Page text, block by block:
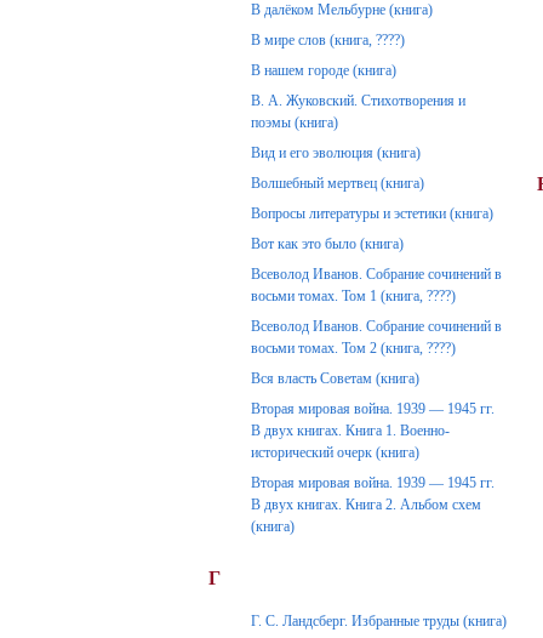
В далёком Мельбурне (книга)
В мире слов (книга, ????)
В нашем городе (книга)
В. А. Жуковский. Стихотворения и
поэмы (книга)
Вид и его эволюция (книга)
Волшебный мертвец (книга)
Вопросы литературы и эстетики (книга)
Вот как это было (книга)
Всеволод Иванов. Собрание сочинений в
восьми томах. Том 1 (книга, ????)
Всеволод Иванов. Собрание сочинений в
восьми томах. Том 2 (книга, ????)
Вся власть Советам (книга)
Вторая мировая война. 1939 — 1945 гг.
В двух книгах. Книга 1. Военно-
исторический очерк (книга)
Вторая мировая война. 1939 — 1945 гг.
В двух книгах. Книга 2. Альбом схем
(книга)
Г
Г. С. Ландсберг. Избранные труды (книга)